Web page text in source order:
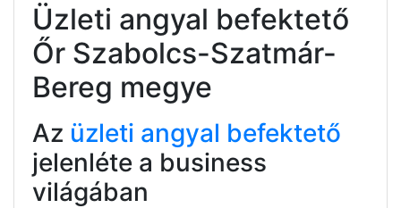
Üzleti angyal befektető
Őr Szabolcs-Szatmár-
Bereg megye
Az üzleti angyal befektető
jelenléte a business
világában